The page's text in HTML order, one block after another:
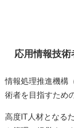
応用情報技術
情報処理推進機構
術者を目指すため
高度IT人材となる